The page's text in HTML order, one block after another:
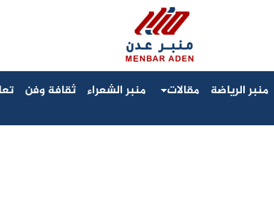
منبر الرياضة مقالات منبر الشعراء ثقافة وفن